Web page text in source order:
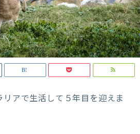
アで生活して５年目を迎えま